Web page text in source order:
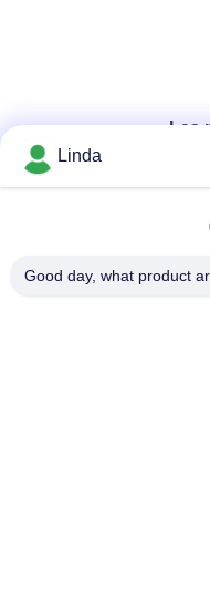
Las
Teléfono
Linda
Good day, what product